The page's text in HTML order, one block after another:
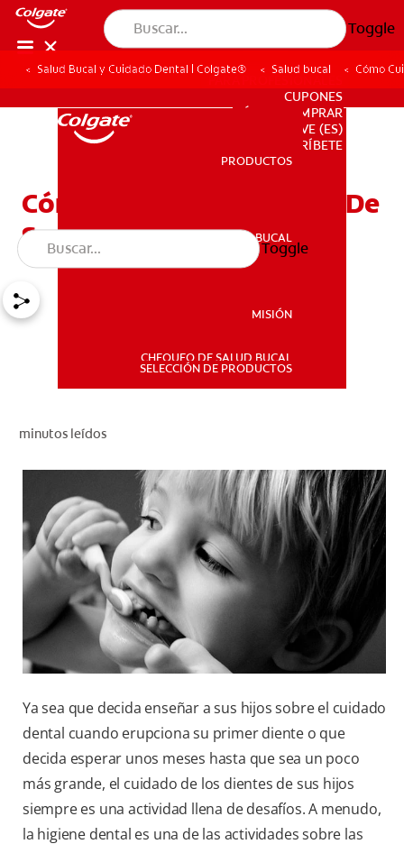
Toggle
PRODUCTOS
SALUD BUCAL
PARA PROFESIONALES
CUPONES
DÓNDE COMPRAR
VE (ES)
PARA PROFESIONALES
CUPONES
DÓNDE COMPRAR
VE (ES)
SUSCRÍBETE
PRODUCTOS
SALUD BUCAL
MISIÓN
CHEQUEO DE SALUD BUCAL
SELECCIÓN DE PRODUCTOS
Toggle
Salud Bucal y Cuidado Dental | Colgate® Salud bucal Cómo
Cómo Cuidar Los Dientes De
Sus Hijos
minutos leídos
Ya sea que decida enseñar a sus hijos sobre el cuidado
dental cuando erupciona su primer diente o que
decida esperar unos meses hasta que sea un poco
más grande, el cuidado de los dientes de sus hijos
siempre es una actividad llena de desafíos. A menudo,
la higiene dental es una de las actividades sobre las